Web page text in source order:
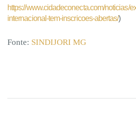
https://www.cidadeconecta.com/noticias/
internacional-tem-inscricoes-abertas/)
Fonte: SINDIJORI MG